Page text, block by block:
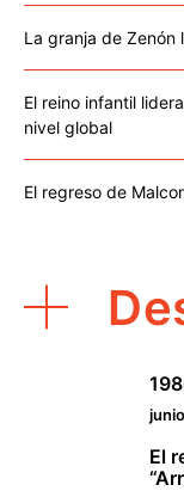
La granja de Zenón
El reino infantil
nivel global
El regreso de
El